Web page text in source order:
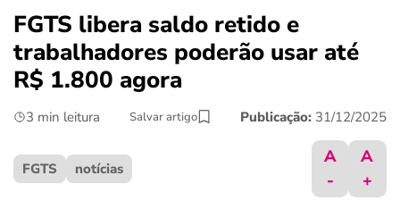
crédito fácil
últimas notícias
FGTS libera saldo retido e
trabalhadores poderão usar até
R$ 1.800 agora
3 min leitura Salvar artigo Publicação: 31/12/2025
FGTS notícias
A
-
A
+